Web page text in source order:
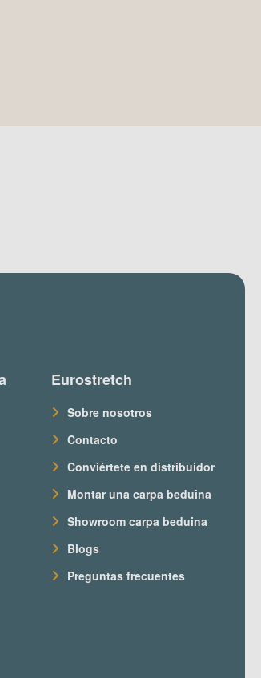
Eurostretch
Sobre nosotros
Contacto
Conviértete en distribuidor
Montar una carpa beduina
Showroom carpa beduina
Blogs
Preguntas frecuentes